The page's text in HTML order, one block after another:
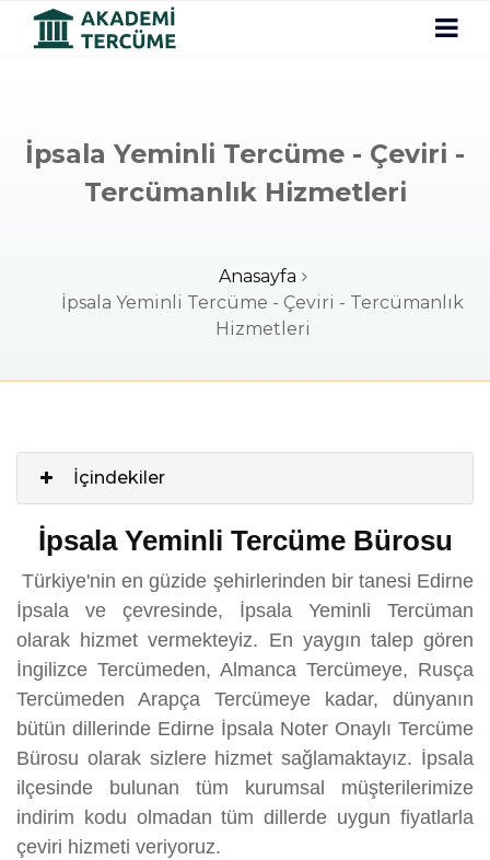
İpsala Yeminli Tercüme - Çeviri -
Tercümanlık Hizmetleri
Anasayfa
İpsala Yeminli Tercüme - Çeviri - Tercümanlık
Hizmetleri
İçindekiler
İpsala Yeminli Tercüme Bürosu
Türkiye'nin en güzide şehirlerinden bir tanesi Edirne
İpsala ve çevresinde, İpsala Yeminli Tercüman
olarak hizmet vermekteyiz. En yaygın talep gören
İngilizce Tercümeden, Almanca Tercümeye, Rusça
Tercümeden Arapça Tercümeye kadar, dünyanın
bütün dillerinde Edirne İpsala Noter Onaylı Tercüme
Bürosu olarak sizlere hizmet sağlamaktayız. İpsala
ilçesinde bulunan tüm kurumsal müşterilerimize
indirim kodu olmadan tüm dillerde uygun fiyatlarla
çeviri hizmeti veriyoruz.